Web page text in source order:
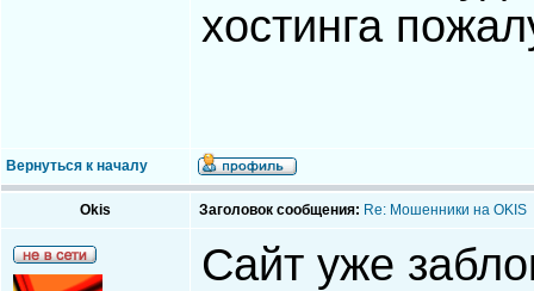
хостинга
Вернуться к началу
Okis Заголовок сообщения: Re: Мошенники на OKIS
Сайт уже